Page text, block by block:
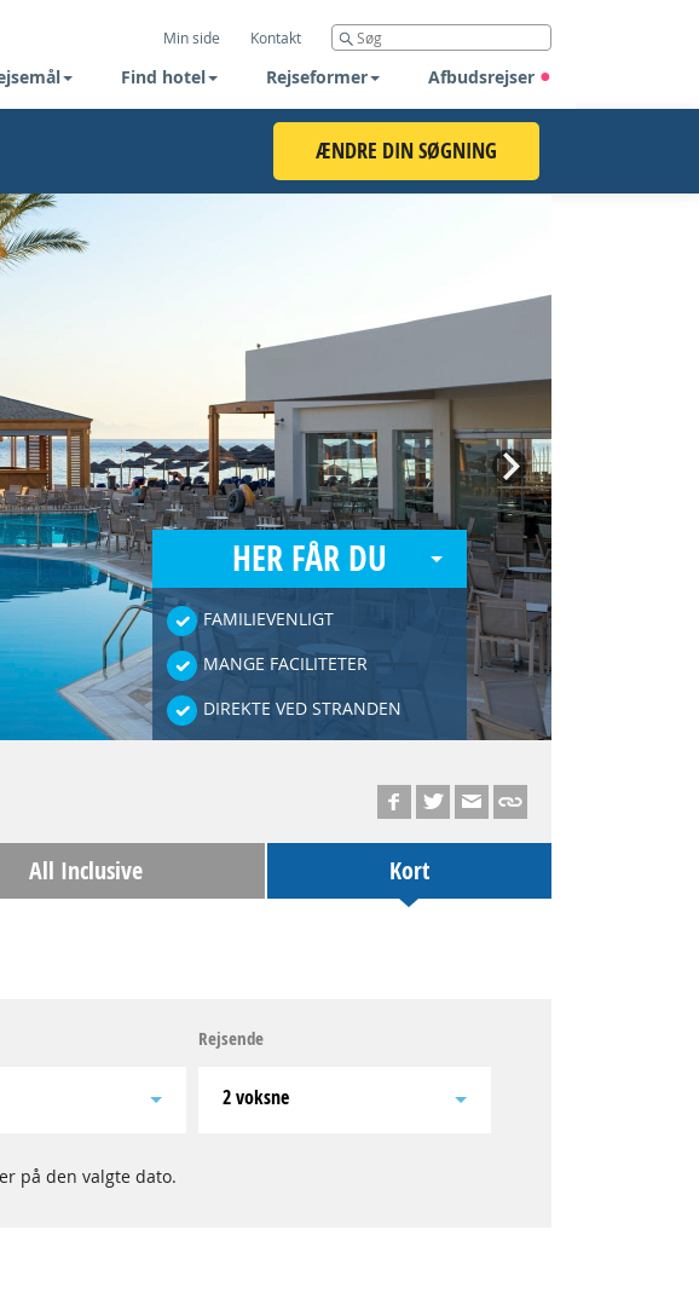
Min side Kontakt
Find hotel Rejseformer Afbudsrejser
ÆNDRE DIN SØGNING
HER FÅR DU
FAMILIEVENLIGT
MANGE FACILITETER
DIREKTE VED STRANDEN
Next
All Inclusive Kort
Rejsende
2 voksne
på den valgte dato.